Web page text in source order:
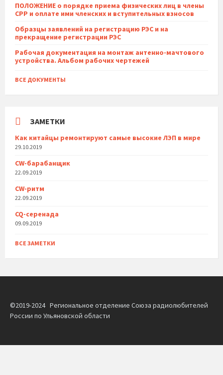
ПОЛОЖЕНИЕ о порядке приема физических лиц в члены
СРР и оплате ими членских и вступительных взносов
Образцы заявлений на регистрацию РЭС и на
прекращение регистрации РЭС
Рабочая документация на монтаж антенно-мачтового
устройства. Альбом рабочих чертежей
ВСЕ ДОКУМЕНТЫ
ЗАМЕТКИ
Как китайцы ремонтируют самые высокие ЛЭП в мире
29.10.2019
CW-барабанщик
22.09.2019
CW-ритм
22.09.2019
CQ-серенада
09.09.2019
ВСЕ ЗАМЕТКИ
©2019-2024 Региональное отделение Союза радиолюбителей
России по Ульяновской области